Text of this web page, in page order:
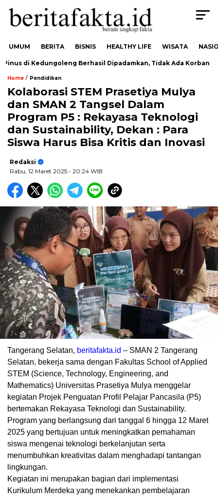
UMUM BERITA BISNIS HEALTHY LIFE WISATA
di Kedungoleng Berhasil Dipadamkan, Tidak Ada Korban
Home / Pendidikan
Kolaborasi STEM Prasetiya Mulya
dan SMAN 2 Tangsel Dalam
Program P5 : Rekayasa Teknologi
dan Sustainability, Dekan : Para
Siswa Harus Bisa Kritis dan Inovasi
Redaksi
Rabu, 12 Maret 2025 - 20:24 WIB
Tangerang Selatan, beritafakta.id – SMAN 2 Tangerang
Selatan, bekerja sama dengan Fakultas School of Applied
STEM (Science, Technology, Engineering, and
Mathematics) Universitas Prasetiya Mulya menggelar
kegiatan Projek Penguatan Profil Pelajar Pancasila (P5)
bertemakan Rekayasa Teknologi dan Sustainability.
Program yang berlangsung dari tanggal 6 hingga 12 Maret
2025 yang bertujuan untuk meningkatkan pemahaman
siswa mengenai teknologi berkelanjutan serta
menumbuhkan kreativitas dalam menghadapi tantangan
lingkungan.
Kegiatan ini merupakan bagian dari implementasi
Kurikulum Merdeka yang menekankan pembelajaran